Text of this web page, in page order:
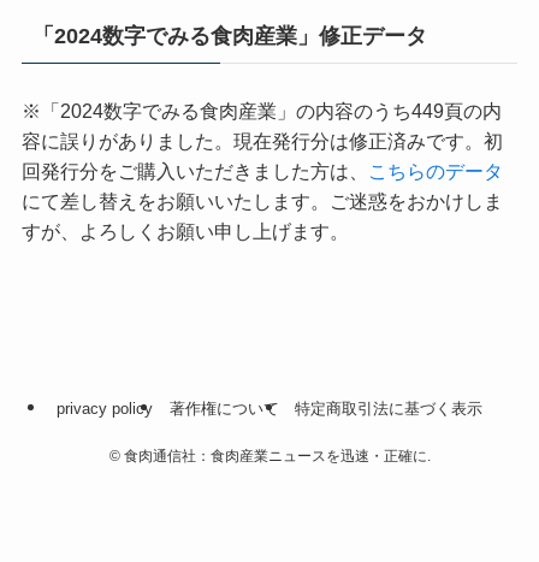
「2024数字でみる食肉産業」修正データ
※「2024数字でみる食肉産業」の内容のうち449頁の内
容に誤りがありました。現在発行分は修正済みです。初
回発行分をご購入いただきました方は、
こちらのデータ
にて差し替えをお願いいたします。ご迷惑をおかけしま
すが、よろしくお願い申し上げます。
privacy policy 著作権について 特定商取引法に基づく表示
©食肉通信社：食肉産業ニュースを迅速・正確に.